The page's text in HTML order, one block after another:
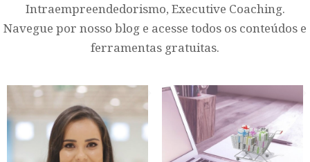
Intraempreendedorismo, Executive Coaching.
Navegue por nosso blog e acesse todos os conteúdos e
ferramentas gratuitas.